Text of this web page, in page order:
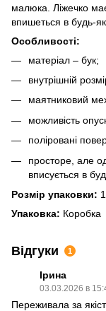
малюка. Ліжечко
впишеться в будь-
Особливості:
матеріал – бук;
внутрішній
маятниковий
можливість
поліровані
просторе, але
вписується в
Розмір упаковки:
Упаковка: Коробка
Відгуки 1
Ірина
03.03.2026 в
Переживала за